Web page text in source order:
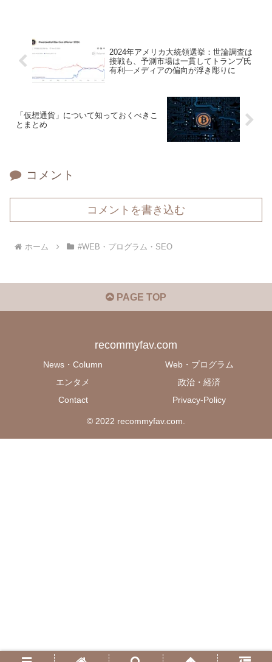
2024年アメリカ大統領選挙：世論調査は
接戦も、予測市場は一貫してトランプ氏
有利—メディアの偏向が浮き彫りに
「仮想通貨」について知っておくべきこ
とまとめ
コメント
コメントを書き込む
ホーム #WEB・プログラム・SEO
PAGE TOP
recommyfav.com
News・Column
Web・プログラム
エンタメ
政治・経済
Contact
Privacy-Policy
© 2022 recommyfav.com.